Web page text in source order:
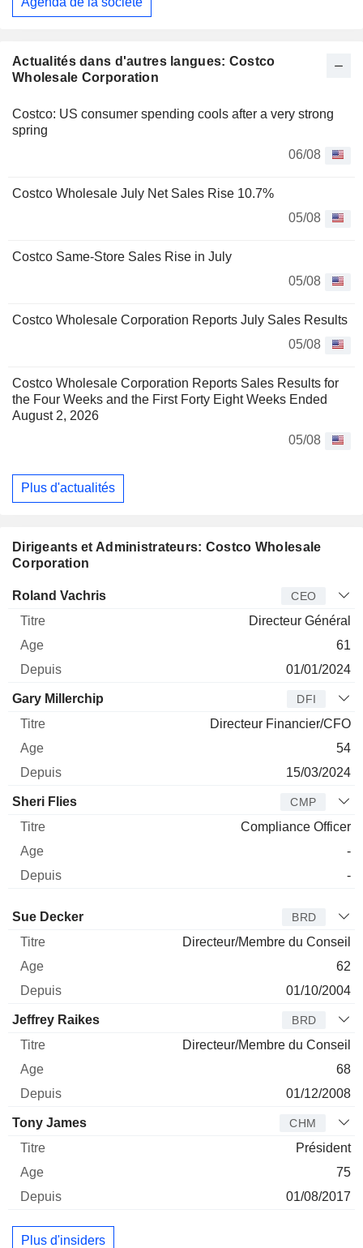
Actualités dans d'autres langues: Costco
Wholesale Corporation
Costco: US consumer spending cools after a very strong
spring
06/08
Costco Wholesale July Net Sales Rise 10.7%
05/08
Costco Same-Store Sales Rise in July
05/08
Costco Wholesale Corporation Reports July Sales Results
05/08
Costco Wholesale Corporation Reports Sales Results for
the Four Weeks and the First Forty Eight Weeks Ended
August 2, 2026
05/08
Plus d'actualités
Dirigeants et Administrateurs: Costco Wholesale
Corporation
Dirigeant Titre Age
Roland Vachris CEO
Directeur Général
61
01/01/2024
Gary Millerchip DFI
Directeur Financier/CFO
54
15/03/2024
Sheri Flies CMP
Compliance Officer
-
-
Administrateur
Sue Decker BRD
Directeur/Membre du Conseil
62
01/10/2004
Jeffrey Raikes BRD
Directeur/Membre du Conseil
68
01/12/2008
Tony James CHM
Président
75
01/08/2017
Plus d'insiders